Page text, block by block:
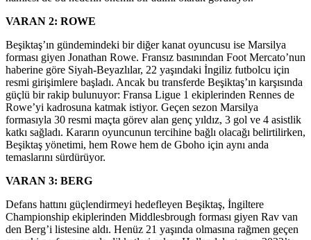
VARAN 2: ROWE
Beşiktaş’ın gündemindeki bir diğer kanat oyuncusu ise Marsilya
forması giyen Jonathan Rowe. Fransız basınından Foot Mercato’nun
haberine göre Siyah-Beyazlılar, 22 yaşındaki İngiliz futbolcu için
resmi girişimlere başladı. Ancak bu transferde Beşiktaş’ın karşısında
güçlü bir rakip bulunuyor: Fransa Ligue 1 ekiplerinden Rennes de
Rowe’yi kadrosuna katmak istiyor. Geçen sezon Marsilya
formasıyla 30 resmi maçta görev alan genç yıldız, 3 gol ve 4 asistlik
katkı sağladı. Kararın oyuncunun tercihine bağlı olacağı belirtilirken,
Beşiktaş yönetimi, hem Rowe hem de Gboho için aynı anda
temaslarını sürdürüyor.
VARAN 3: BERG
Defans hattını güçlendirmeyi hedefleyen Beşiktaş, İngiltere
Championship ekiplerinden Middlesbrough forması giyen Rav van
den Berg’i listesine aldı. Henüz 21 yaşında olmasına rağmen geçen